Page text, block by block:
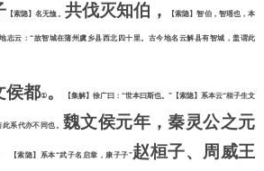
【索隐】名无恤。 共伐灭知伯， 【索隐】智伯，智瑶也，本
志云：“故智城在蒲州虞乡县西北四十里。古今地名云解县有智城，盖谓此
侯都①。 【集解】徐广曰： “世本曰斯也。”【索隐】系本云“桓子生文
系代亦不同也。 魏文侯元年，秦灵公之元
【索隐】系本“武子名启章，康子子”赵桓子、周威王